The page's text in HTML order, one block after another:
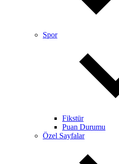
Spor
Fikstür
Puan Durumu
Özel Sayfalar